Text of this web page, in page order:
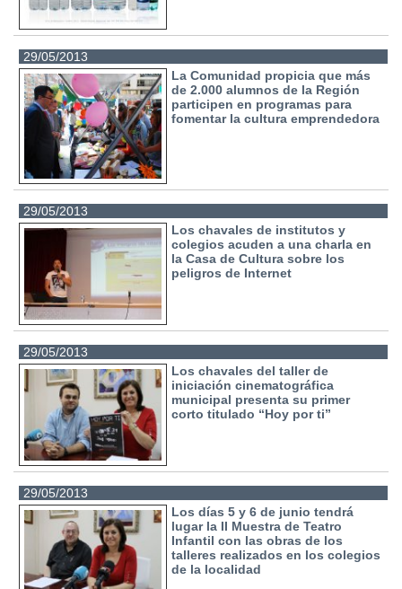
29/05/2013
La Comunidad propicia que más
de 2.000 alumnos de la Región
participen en programas para
fomentar la cultura emprendedora
29/05/2013
Los chavales de institutos y
colegios acuden a una charla en
la Casa de Cultura sobre los
peligros de Internet
29/05/2013
Los chavales del taller de
iniciación cinematográfica
municipal presenta su primer
corto titulado “Hoy por ti”
29/05/2013
Los días 5 y 6 de junio tendrá
lugar la II Muestra de Teatro
Infantil con las obras de los
talleres realizados en los colegios
de la localidad